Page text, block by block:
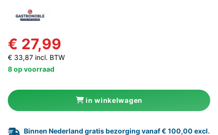
€ 27,99
€ 33,87 incl. BTW
8 op voorraad
in winkelwagen
Binnen Nederland gratis bezorging vanaf € 100,00 excl.